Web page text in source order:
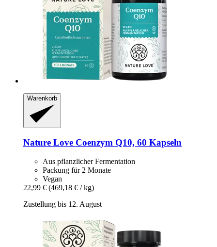
Warenkorb
Nature Love Coenzym Q10, 60 Kapseln
Aus pflanzlicher Fermentation
Packung für 2 Monate
Vegan
22,99 € (469,18 € / kg)
Zustellung bis 12. August